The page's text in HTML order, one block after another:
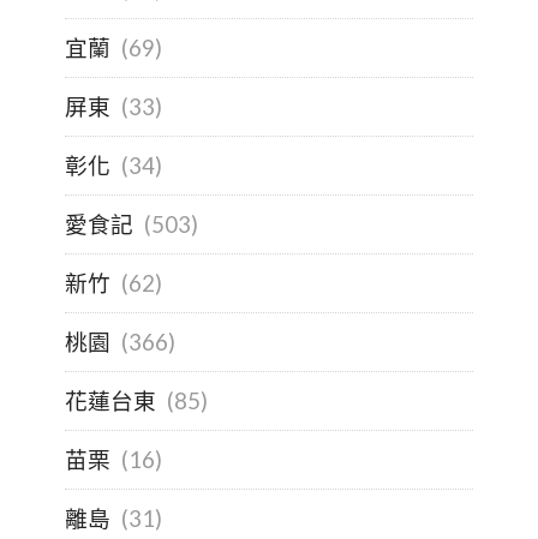
宜蘭 (69)
屏東 (33)
彰化 (34)
愛食記 (503)
新竹 (62)
桃園 (366)
花蓮台東 (85)
苗栗 (16)
離島 (31)